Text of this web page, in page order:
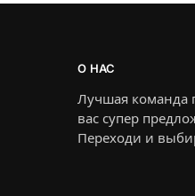
О НАС
Лучшая команда
вас супер
Переходи и